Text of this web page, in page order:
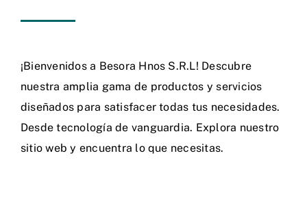
¡Bienvenidos a Besora Hnos S.R.L! Descubre
nuestra amplia gama de productos y servicios
diseñados para satisfacer todas tus necesidades.
Desde tecnología de vanguardia. Explora nuestro
sitio web y encuentra lo que necesitas.